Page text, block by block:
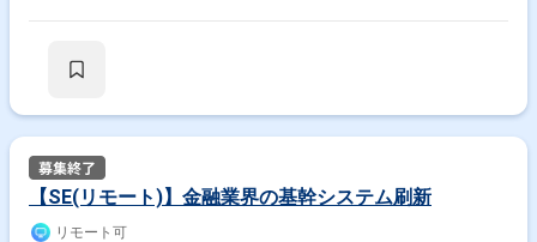
【SE(リモート)】金融業界の基幹システム刷新
リモート可